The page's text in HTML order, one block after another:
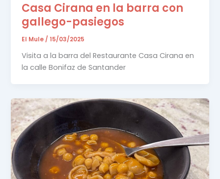
Casa Cirana en la barra con
gallego-pasiegos
El Mule/15/03/2025
Visita a la barra del Restaurante Casa Cirana en
la calle Bonifaz de Santander